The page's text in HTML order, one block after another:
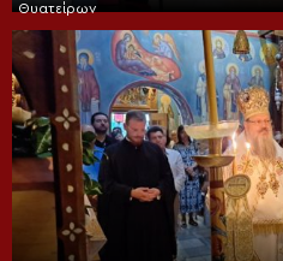
Θυατείρων